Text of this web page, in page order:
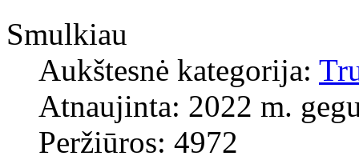
Smulkiau
Aukštesnė kategorija:
Atnaujinta: 2022 m.
Peržiūros: 4972